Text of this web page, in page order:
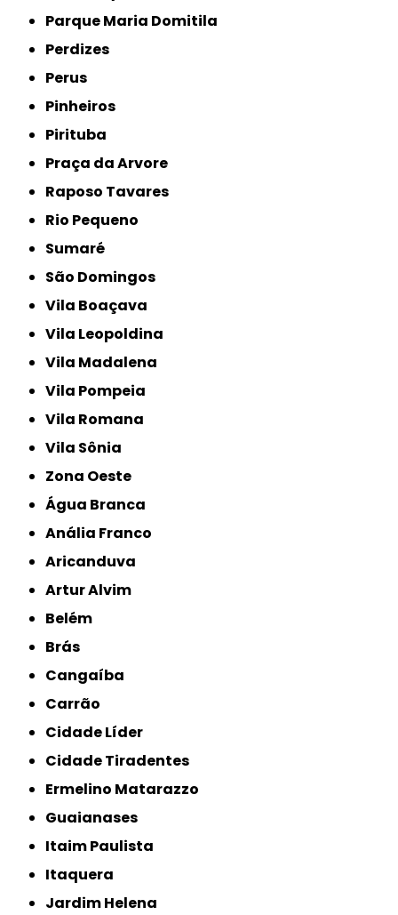
Parque Maria Domitila
Perdizes
Perus
Pinheiros
Pirituba
Praça da Arvore
Raposo Tavares
Rio Pequeno
Sumaré
São Domingos
Vila Boaçava
Vila Leopoldina
Vila Madalena
Vila Pompeia
Vila Romana
Vila Sônia
Zona Oeste
Água Branca
Anália Franco
Aricanduva
Artur Alvim
Belém
Brás
Cangaíba
Carrão
Cidade Líder
Cidade Tiradentes
Ermelino Matarazzo
Guaianases
Itaim Paulista
Itaquera
Jardim Helena